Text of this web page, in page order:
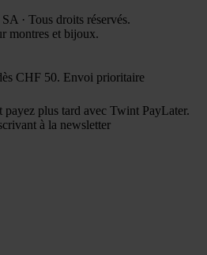
· Tous droits réservés.
montres et bijoux.
CHF 50. Envoi prioritaire
payez plus tard avec Twint PayLater.
à la newsletter